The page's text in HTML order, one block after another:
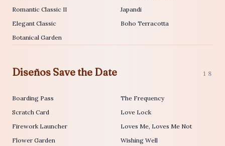
Romantic Classic II
Elegant Classic
Botanical Garden
Japandi
Boho Terracotta
Diseños Save the Date 18
Boarding Pass
Scratch Card
Firework Launcher
Flower Garden
The Frequency
Love Lock
Loves Me, Loves Me Not
Wishing Well